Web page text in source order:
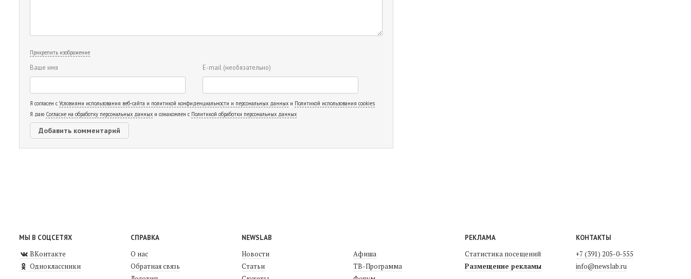
Прикрепить изображение
Ваше имя E-mail (необязательно)
Я согласен с Условиями использования веб-сайта и политикой конфиденциальности и персональных данных и Политикой использования cookies
Я даю Согласие на обработку персональных данных и ознакомлен с Политикой обработки персональных данных
МЫ В СОЦСЕТЯХ
ВКонтакте
Одноклассники
СПРАВКА
О нас
Обратная связь
NEWSLAB
Новости
Статьи
Афиша
ТВ-Программа
РЕКЛАМА
Статистика посещений
Размещение рекламы
КОНТАКТЫ
+7 (391) 205-0-555
info@newslab.ru